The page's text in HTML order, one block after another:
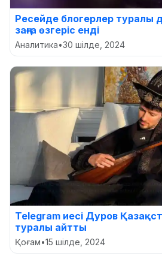
Ресейде блогерлер туралы
заңға өзгеріс енді
Аналитика•30 шілде, 2024
Telegram иесі Дуров
туралы айтты
Қоғам•15 шілде, 2024